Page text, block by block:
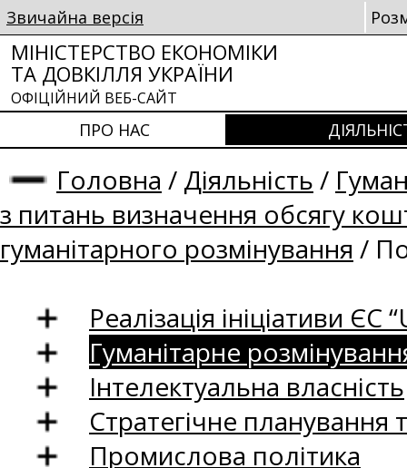
Звичайна версія
МІНІСТЕРСТВО ЕКОНОМІКИ
ТА ДОВКІЛЛЯ УКРАЇНИ
ОФІЦІЙНИЙ ВЕБ-САЙТ
ПРО НАС
Головна / Діяльність /
з питань визначення обсягу
гуманітарного розмінування /
Реалізація ініціативи ЄС
Гуманітарне
Інтелектуальна власність
Стратегічне
Промислова політика